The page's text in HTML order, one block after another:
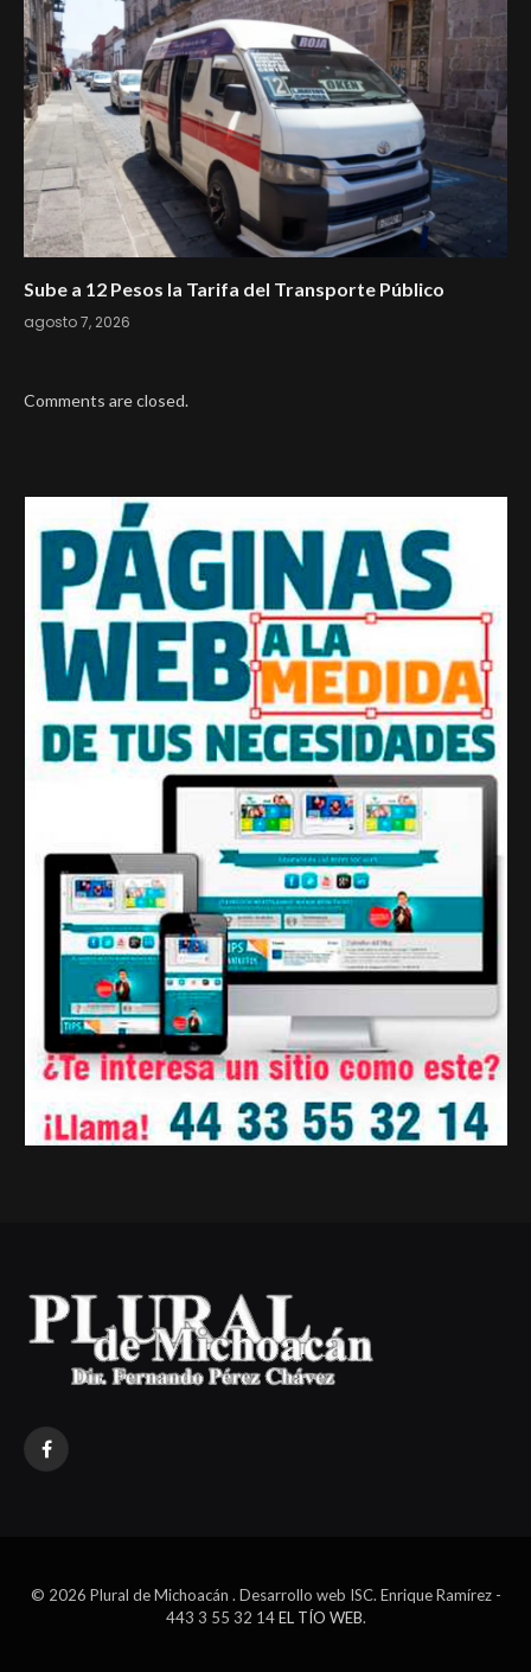
Sube a 12 Pesos la Tarifa del Transporte Público
agosto 7, 2026
Comments are closed.
Facebook
© 2026 Plural de Michoacán . Desarrollo web ISC. Enrique Ramírez -
443 3 55 32 14EL TÍO WEB.